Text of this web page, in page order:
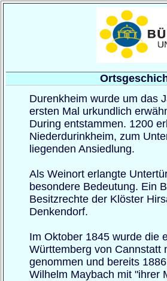
Durenkheim wurde um das
ersten Mal urkundlich
During entstammen. 1200
Niederdurinkheim, zum
liegenden Ansiedlung.
Als Weinort erlangte
besondere Bedeutung. Ein
Besitzrechte der Klöster
Denkendorf.
Im Oktober 1845 wurde die
Württemberg von Cannstatt
genommen und bereits
Wilhelm Maybach mit "ihrer